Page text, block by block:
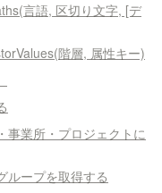
言語, 区切り文字, [デ
階層, 属性キー)
事業所・プロジェクトに
ループを取得する